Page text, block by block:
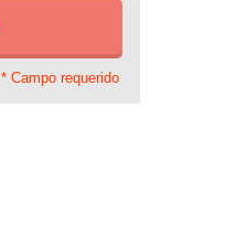
* Campo requerido